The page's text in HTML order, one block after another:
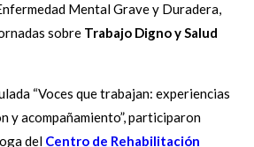
Mental Grave y Duradera,
sobre Trabajo Digno y Salud
“Voces que trabajan: experiencias
y acompañamiento”, participaron
del Centro de Rehabilitación